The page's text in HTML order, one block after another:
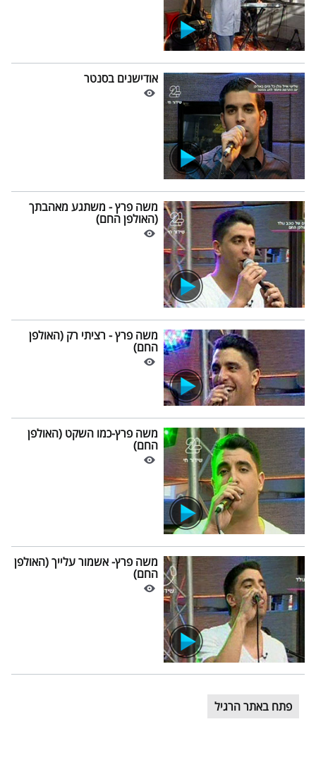
אודישנים בסנטר
משה פרץ - משתגע מאהבתך
(האולפן החם)
משה פרץ - רציתי רק (האולפן
החם)
משה פרץ-כמו השקט (האולפן
החם)
משה פרץ- אשמור עלייך (האולפן
החם)
פתח באתר הרגיל